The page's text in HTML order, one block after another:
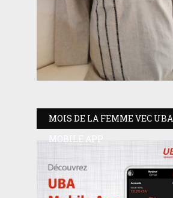
MOIS DE LA FEMME VEC UBA
MOBILE APP